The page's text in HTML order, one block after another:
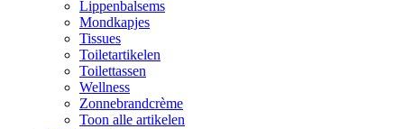
Lippenbalsems
Mondkapjes
Tissues
Toiletartikelen
Toilettassen
Wellness
Zonnebrandcrème
Toon alle artikelen